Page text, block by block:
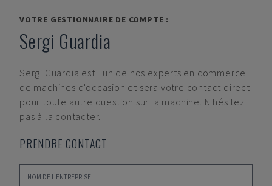
VOTRE GESTIONNAIRE DE COMPTE :
Sergi Guardia
Sergi Guardia est l'un de nos experts en commerce
de machines d'occasion et sera votre contact direct
pour toute autre question sur la machine. N'hésitez
pas à la contacter.
PRENDRE CONTACT